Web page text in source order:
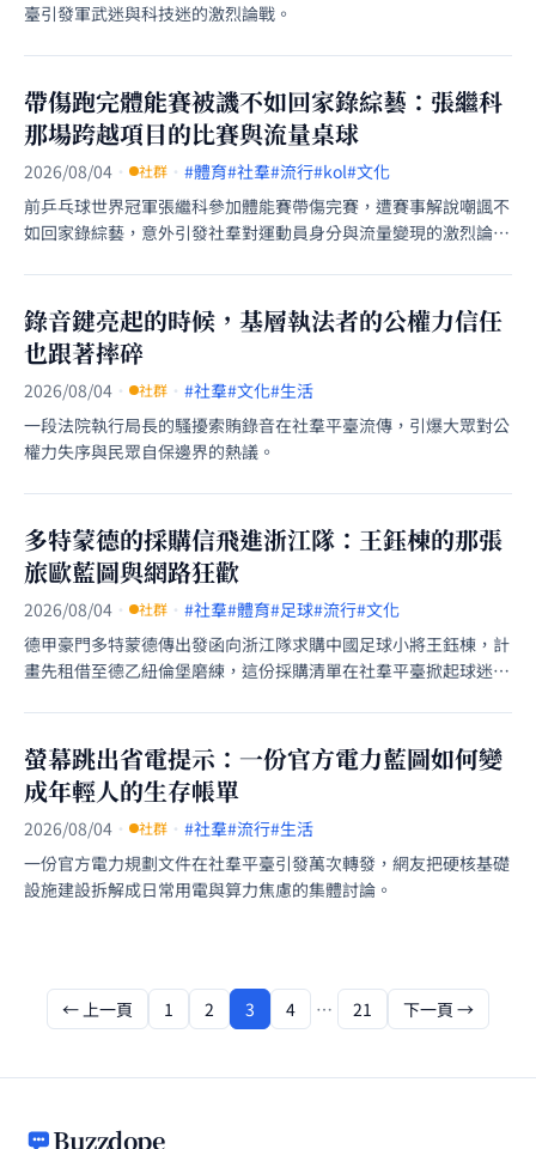
臺引發軍武迷與科技迷的激烈論戰。
帶傷跑完體能賽被譏不如回家錄綜藝：張繼科
那場跨越項目的比賽與流量桌球
2026/08/04 · 社群 · #體育#社羣#流行#kol#文化
前乒乓球世界冠軍張繼科參加體能賽帶傷完賽，遭賽事解說嘲諷不
如回家錄綜藝，意外引發社羣對運動員身分與流量變現的激烈論
錄音鍵亮起的時候，基層執法者的公權力信任
也跟著摔碎
2026/08/04 · 社群 · #社羣#文化#生活
一段法院執行局長的騷擾索賄錄音在社羣平臺流傳，引爆大眾對公
權力失序與民眾自保邊界的熱議。
多特蒙德的採購信飛進浙江隊：王鈺棟的那張
旅歐藍圖與網路狂歡
2026/08/04 · 社群 · #社羣#體育#足球#流行#文化
德甲豪門多特蒙德傳出發函向浙江隊求購中國足球小將王鈺棟，計
畫先租借至德乙紐倫堡磨練，這份採購清單在社羣平臺掀起球迷對
螢幕跳出省電提示：一份官方電力藍圖如何變
成年輕人的生存帳單
2026/08/04 · 社群 · #社羣#流行#生活
一份官方電力規劃文件在社羣平臺引發萬次轉發，網友把硬核基礎
設施建設拆解成日常用電與算力焦慮的集體討論。
← 上一頁 1 2 3 4 … 21 下一頁 →
Buzzdope